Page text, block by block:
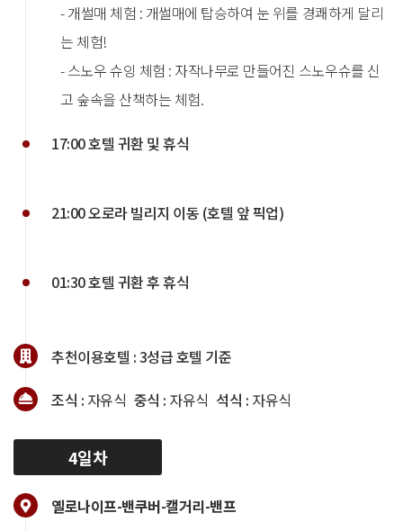
- 개썰매 체험 : 개썰매에 탑승하여 눈 위를 경쾌하게 달리
는 체험!
- 스노우 슈잉 체험 : 자작나무로 만들어진 스노우슈를 신
고 숲속을 산책하는 체험.
17:00 호텔 귀환 및 휴식
21:00 오로라 빌리지 이동 (호텔 앞 픽업)
01:30 호텔 귀환 후 휴식
추천이용호텔 :3성급 호텔 기준
조식 : 자유식 중식 : 자유식 석식 : 자유식
4일차
옐로나이프-밴쿠버-캘거리-밴프